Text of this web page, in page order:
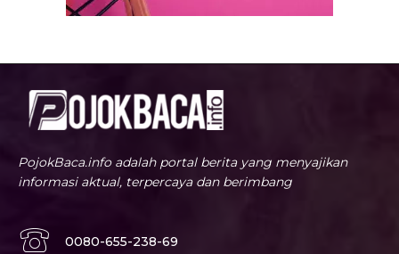
PojokBaca.info adalah portal berita yang menyajikan
informasi aktual, terpercaya dan berimbang
0080-655-238-69